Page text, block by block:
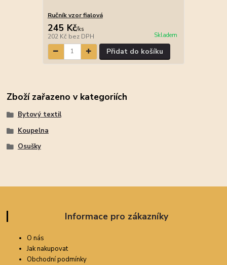
Ručník vzor fialová
245 Kč/ks
202 Kč bez DPH Skladem
Přidat do košíku
Zboží zařazeno v kategoriích
Bytový textil
Koupelna
Osušky
Informace pro zákazníky
O nás
Jak nakupovat
Obchodní podmínky